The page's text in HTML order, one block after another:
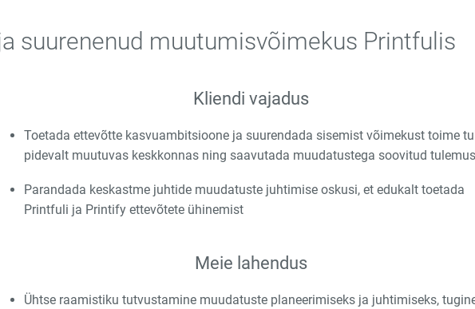
suurenenud muutumisvõimekus Printfulis
Kliendi vajadus
Toetada ettevõtte kasvuambitsioone ja suurendada sisemist võimekust toime
pidevalt muutuvas keskkonnas ning saavutada muudatustega soovitud
Parandada keskastme juhtide muudatuste juhtimise oskusi, et edukalt toetada
Printfuli ja Printify ettevõtete ühinemist
Meie lahendus
Ühtse raamistiku tutvustamine muudatuste planeerimiseks ja juhtimiseks,